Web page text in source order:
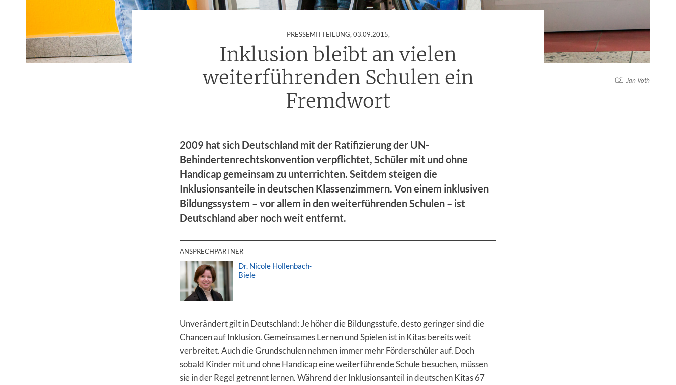
Jan Voth
PRESSEMITTEILUNG, 03.09.2015,
Inklusion bleibt an vielen
weiterführenden Schulen ein
Fremdwort
2009 hat sich Deutschland mit der Ratifizierung der UN-
Behindertenrechtskonvention verpflichtet, Schüler mit und ohne
Handicap gemeinsam zu unterrichten. Seitdem steigen die
Inklusionsanteile in deutschen Klassenzimmern. Von einem inklusiven
Bildungssystem – vor allem in den weiterführenden Schulen – ist
Deutschland aber noch weit entfernt.
ANSPRECHPARTNER
Dr. Nicole Hollenbach-
Biele
Unverändert gilt in Deutschland: Je höher die Bildungsstufe, desto geringer sind die
Chancen auf Inklusion. Gemeinsames Lernen und Spielen ist in Kitas bereits weit
verbreitet. Auch die Grundschulen nehmen immer mehr Förderschüler auf. Doch
sobald Kinder mit und ohne Handicap eine weiterführende Schule besuchen, müssen
sie in der Regel getrennt lernen. Während der Inklusionsanteil in deutschen Kitas 67